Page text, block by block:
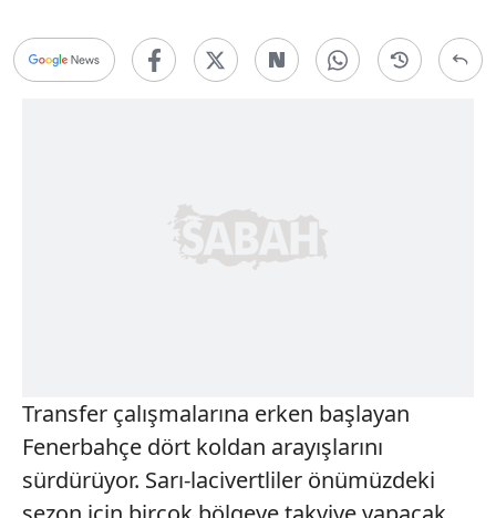
Transfer çalışmalarına erken başlayan
Fenerbahçe dört koldan arayışlarını
sürdürüyor. Sarı-lacivertliler önümüzdeki